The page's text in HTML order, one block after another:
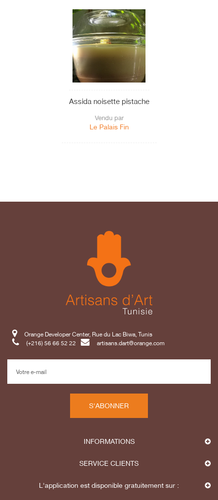
Assida noisette pistache
Vendu par
Le Palais Fin
Orange Developer Center, Rue du Lac Biwa, Tunis
(+216) 56 66 52 22
artisans.dart@orange.com
S'ABONNER
INFORMATIONS
SERVICE CLIENTS
L'application est disponible gratuitement sur :